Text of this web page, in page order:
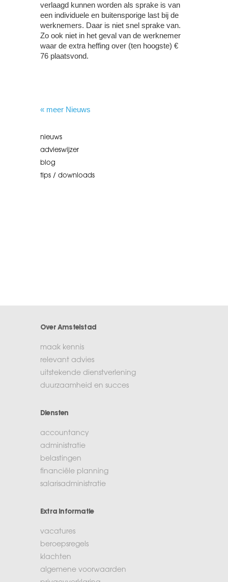
verlaagd kunnen worden als sprake is van
een individuele en buitensporige last bij de
werknemers. Daar is niet snel sprake van.
Zo ook niet in het geval van de werknemer
waar de extra heffing over (ten hoogste) €
76 plaatsvond.
« meer Nieuws
nieuws
advieswijzer
blog
tips / downloads
Over Amstelstad
maak kennis
relevant advies
uitstekende dienstverlening
duurzaamheid en succes
Diensten
accountancy
administratie
belastingen
financiële planning
salarisadministratie
Extra informatie
vacatures
beroepsregels
klachten
algemene voorwaarden